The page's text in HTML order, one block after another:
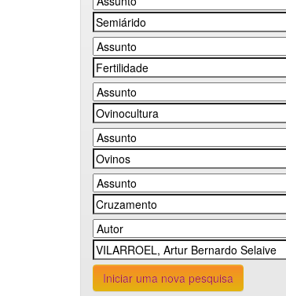
Iniciar uma nova pesquisa